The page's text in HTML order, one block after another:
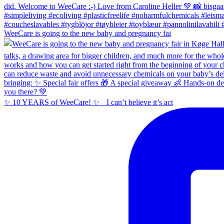
WeeCare is going to the new baby and pregnancy fai
✨ 10 YEARS of WeeCare! ✨ I can’t believe it’s act